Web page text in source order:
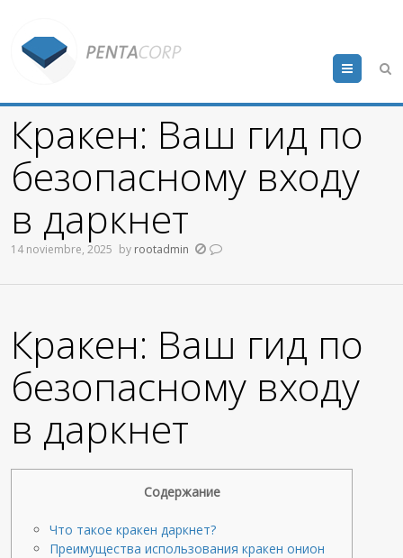
Menu
Кракен: Ваш гид по
безопасному входу
в даркнет
14 noviembre, 2025 by rootadmin
Кракен: Ваш гид по
безопасному входу
в даркнет
Содержание
Что такое кракен даркнет?
Преимущества использования кракен онион